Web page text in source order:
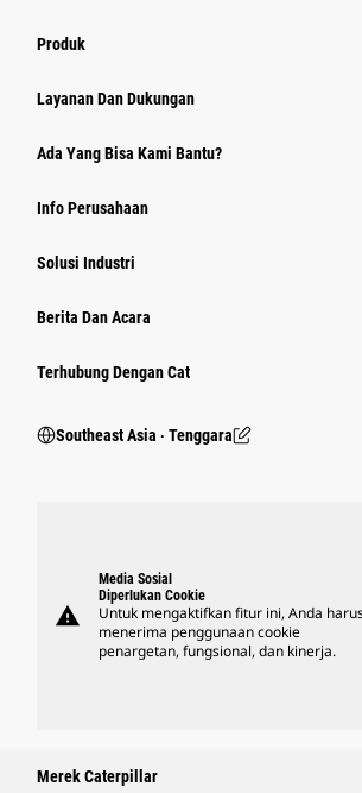
Produk
Layanan Dan Dukungan
Ada Yang Bisa Kami Bantu?
Info Perusahaan
Solusi Industri
Berita Dan Acara
Terhubung Dengan Cat
Southeast Asia ‧ Tenggara
warning
Media Sosial
Diperlukan Cookie
Untuk mengaktifkan fitur ini, Anda
menerima penggunaan cookie
penargetan, fungsional, dan kinerja.
Merek Caterpillar